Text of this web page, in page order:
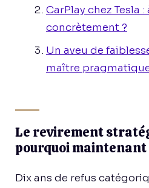
CarPlay chez Tesla
concrètement ?
Un aveu de
maître
Le revirement
pourquoi maintenant
Dix ans de refus